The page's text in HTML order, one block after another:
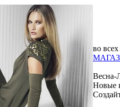
во всех
Весна-
Новые